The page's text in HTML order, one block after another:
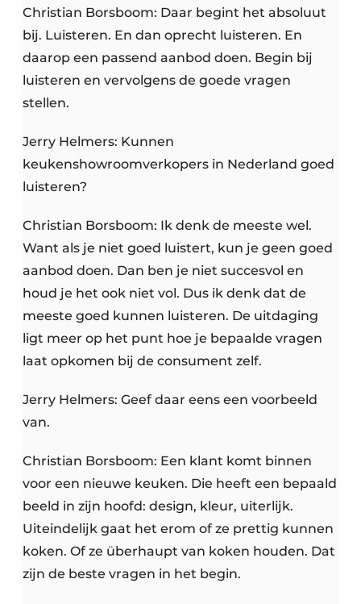
Christian Borsboom: Daar begint het absoluut
bij. Luisteren. En dan oprecht luisteren. En
daarop een passend aanbod doen. Begin bij
luisteren en vervolgens de goede vragen
stellen.
Jerry Helmers: Kunnen
keukenshowroomverkopers in Nederland goed
luisteren?
Christian Borsboom: Ik denk de meeste wel.
Want als je niet goed luistert, kun je geen goed
aanbod doen. Dan ben je niet succesvol en
houd je het ook niet vol. Dus ik denk dat de
meeste goed kunnen luisteren. De uitdaging
ligt meer op het punt hoe je bepaalde vragen
laat opkomen bij de consument zelf.
Jerry Helmers: Geef daar eens een voorbeeld
van.
Christian Borsboom: Een klant komt binnen
voor een nieuwe keuken. Die heeft een bepaald
beeld in zijn hoofd: design, kleur, uiterlijk.
Uiteindelijk gaat het erom of ze prettig kunnen
koken. Of ze überhaupt van koken houden. Dat
zijn de beste vragen in het begin.